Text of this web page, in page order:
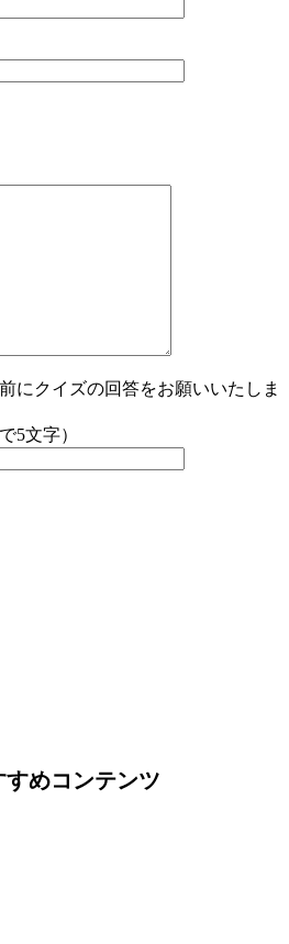
にクイズの回答をお願いいたしま
5文字）
すめコンテンツ